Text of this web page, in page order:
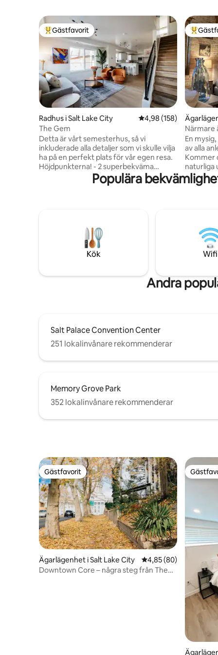
Populär gästfavorit
Gästfavorit
Radhus i Salt Lake City 4,98 av 5 i
4,98 (158)
The Gem
Detta är vårt semesterhus, så vi
inkluderade alla detaljer som vi skulle vilja
ha på en perfekt plats för vår egen resa.
Höjdpunkterna! - 2 superbekväma
dubbelsängar i minnesskum - Fullt
utrustat kök - 2 skrivbord -
minuter från flygplatsen. Vi hoppas att
du älskar detta boende lika mycket som
accepteras; lokalbefolkningen måste
incheckning krävs.
y
Närmare
En
av alla
Kommer
naturliga
perfekta
komma
ägda
teatrar
Många
Populära
Kök Wifi
Andra
Salt Palace Convention Center
251 lokalinvånare rekommenderar
Memory Grove Park
352 lokalinvånare rekommenderar
Gästfavorit
Gästfavorit
Ägarlägenhet i Salt Lake City 4,85 av 5 i
4,85 (80)
Downtown Core – några steg från The